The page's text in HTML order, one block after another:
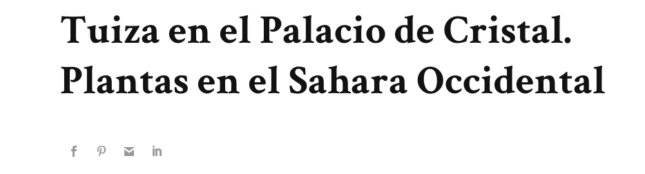
Tuiza en el Palacio de Cristal.
Plantas en el Sahara Occidental